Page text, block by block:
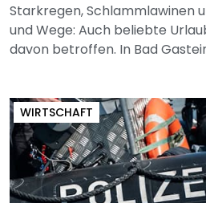
Starkregen, Schlammlawinen
und Wege: Auch beliebte
davon betroffen. In Bad
WIRTSCHAFT